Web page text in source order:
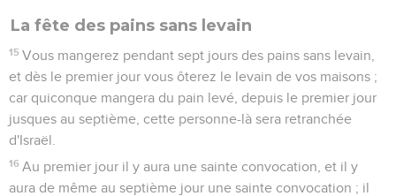
La fête des pains sans levain
15 Vous mangerez pendant sept jours des pains sans levain,
et dès le premier jour vous ôterez le levain de vos maisons ;
car quiconque mangera du pain levé, depuis le premier jour
jusques au septième, cette personne-là sera retranchée
d'Israël.
16 Au premier jour il y aura une sainte convocation, et il y
aura de même au septième jour une sainte convocation ; il